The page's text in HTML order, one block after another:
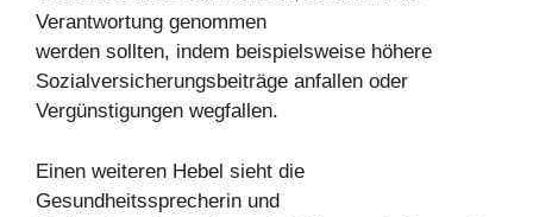
Verantwortung genommen
werden sollten, indem beispielsweise höhere
Sozialversicherungsbeiträge anfallen oder
Vergünstigungen wegfallen.
Einen weiteren Hebel sieht die
Gesundheitssprecherin und